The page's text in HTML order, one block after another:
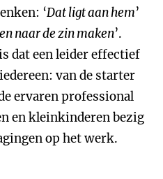
‘Dat ligt aan hem’
naar de zin maken’.
dat een leider effectief
van de starter
ervaren professional
en kleinkinderen bezig
op het werk.